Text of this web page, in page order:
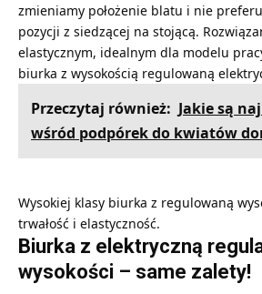
zmieniamy położenie blatu i nie
pozycji z siedzącej na stojącą.
elastycznym, idealnym dla modelu
biurka z wysokością regulowaną
Przeczytaj również: Jakie są
wśród podpórek do kwiatów
Wysokiej klasy biurka z regulowaną
trwałość i elastyczność.
Biurka z elektryczną
wysokości – same zalety!